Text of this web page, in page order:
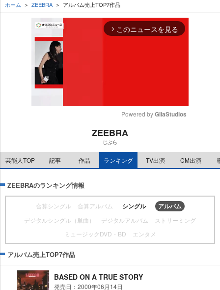
ホーム ZEEBRA アルバム売上TOP7作品
arrow_forward_ios このニュースを見る
t
e
Powered by GliaStudios
ZEEBRA
じぶら
芸能人TOP 記事 作品 ランキング TV出演 CM出演
ZEEBRAのランキング情報
合算シングル 合算アルバム シングル アルバム
デジタルシングル（単曲） デジタルアルバム
ストリーミング
ミュージックDVD・BD
エンタメ
アルバム売上TOP7作品
BASED ON A TRUE STORY
発売日：2000年06月14日